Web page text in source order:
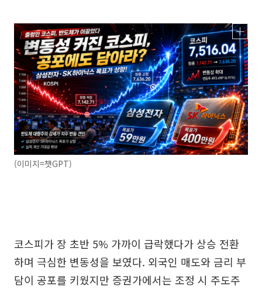
(이미지=챗GPT)
코스피가 장 초반 5% 가까이 급락했다가 상승 전환
하며 극심한 변동성을 보였다. 외국인 매도와 금리 부
담이 공포를 키웠지만 증권가에서는 조정 시 주도주